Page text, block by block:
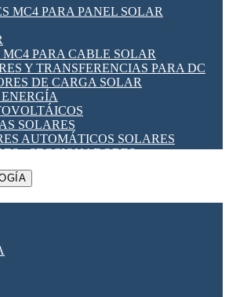
MC4 PARA PANEL SOLAR
MC4 PARA CABLE SOLAR
Y TRANSFERENCIAS PARA DC
DE CARGA SOLAR
SOLARES
AUTOMÁTICOS SOLARES
- SECCIONADORES
SOLAR
SPDS PARA
FOTOVOLTAICAS